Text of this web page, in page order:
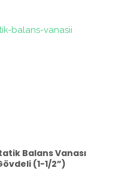
Balans Vanası
(1-1/2”)